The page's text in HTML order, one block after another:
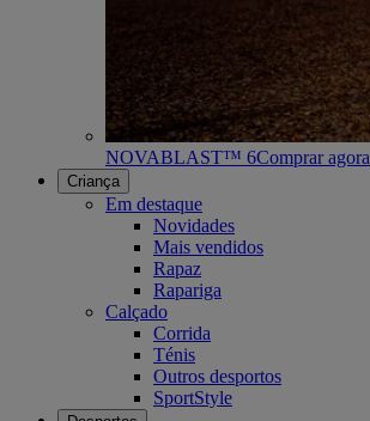
NOVABLAST™ 6Comprar agora
Criança
Em destaque
Novidades
Mais vendidos
Rapaz
Rapariga
Calçado
Corrida
Ténis
Outros desportos
SportStyle